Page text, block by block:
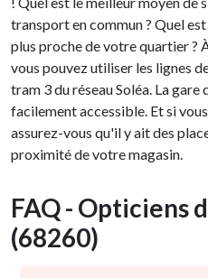
transport en commun ? Quel
plus proche de votre quartier ?
vous pouvez utiliser les lignes
tram 3 du réseau Soléa. La
facilement accessible. Et si
assurez-vous qu'il y ait des
proximité de votre magasin.
FAQ - Opticiens
(68260)